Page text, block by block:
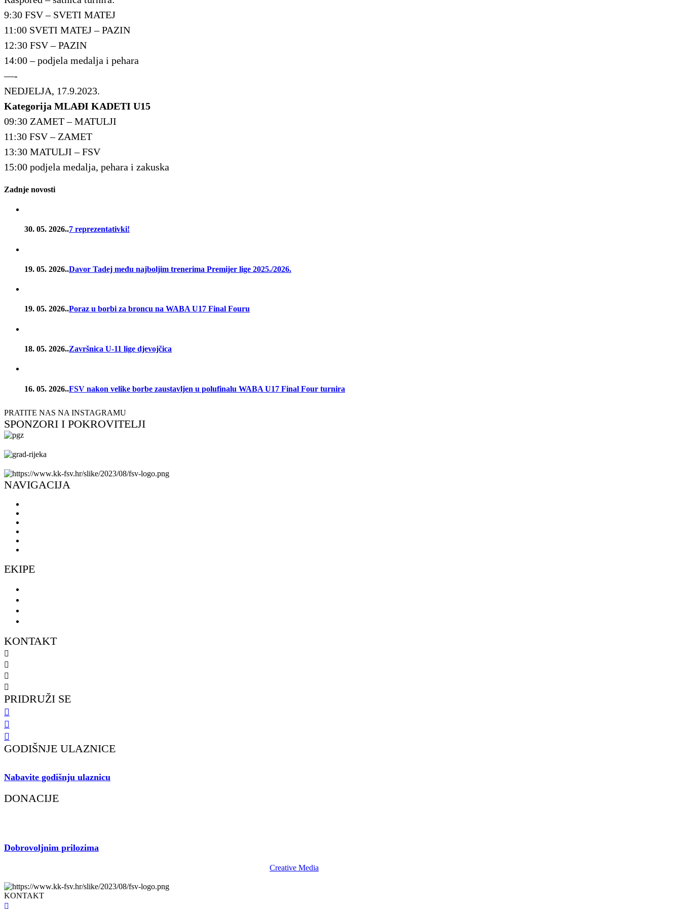
9:30 FSV – SVETI MATEJ
11:00 SVETI MATEJ – PAZIN
12:30 FSV – PAZIN
14:00 – podjela medalja i pehara
—-
NEDJELJA, 17.9.2023.
Kategorija MLAĐI KADETI U15
09:30 ZAMET – MATULJI
11:30 FSV – ZAMET
13:30 MATULJI – FSV
15:00 podjela medalja, pehara i zakuska
Zadnje novosti
30. 05. 2026..7 reprezentativki!
19. 05. 2026..Davor Tadej među najboljim trenerima Premijer lige 2025./2026.
19. 05. 2026..Poraz u borbi za broncu na WABA U17 Final Fouru
18. 05. 2026..Završnica U-11 lige djevojčica
16. 05. 2026..FSV nakon velike borbe zaustavljen u polufinalu WABA U17 Final Four turnira
PRATITE NAS NA INSTAGRAMU
SPONZORI I POKROVITELJI
NAVIGACIJA
EKIPE
KONTAKT
PRIDRUŽI SE
GODIŠNJE ULAZNICE
Nabavite godišnju ulaznicu
DONACIJE
Dobrovoljnim prilozima
Creative Media
KONTAKT